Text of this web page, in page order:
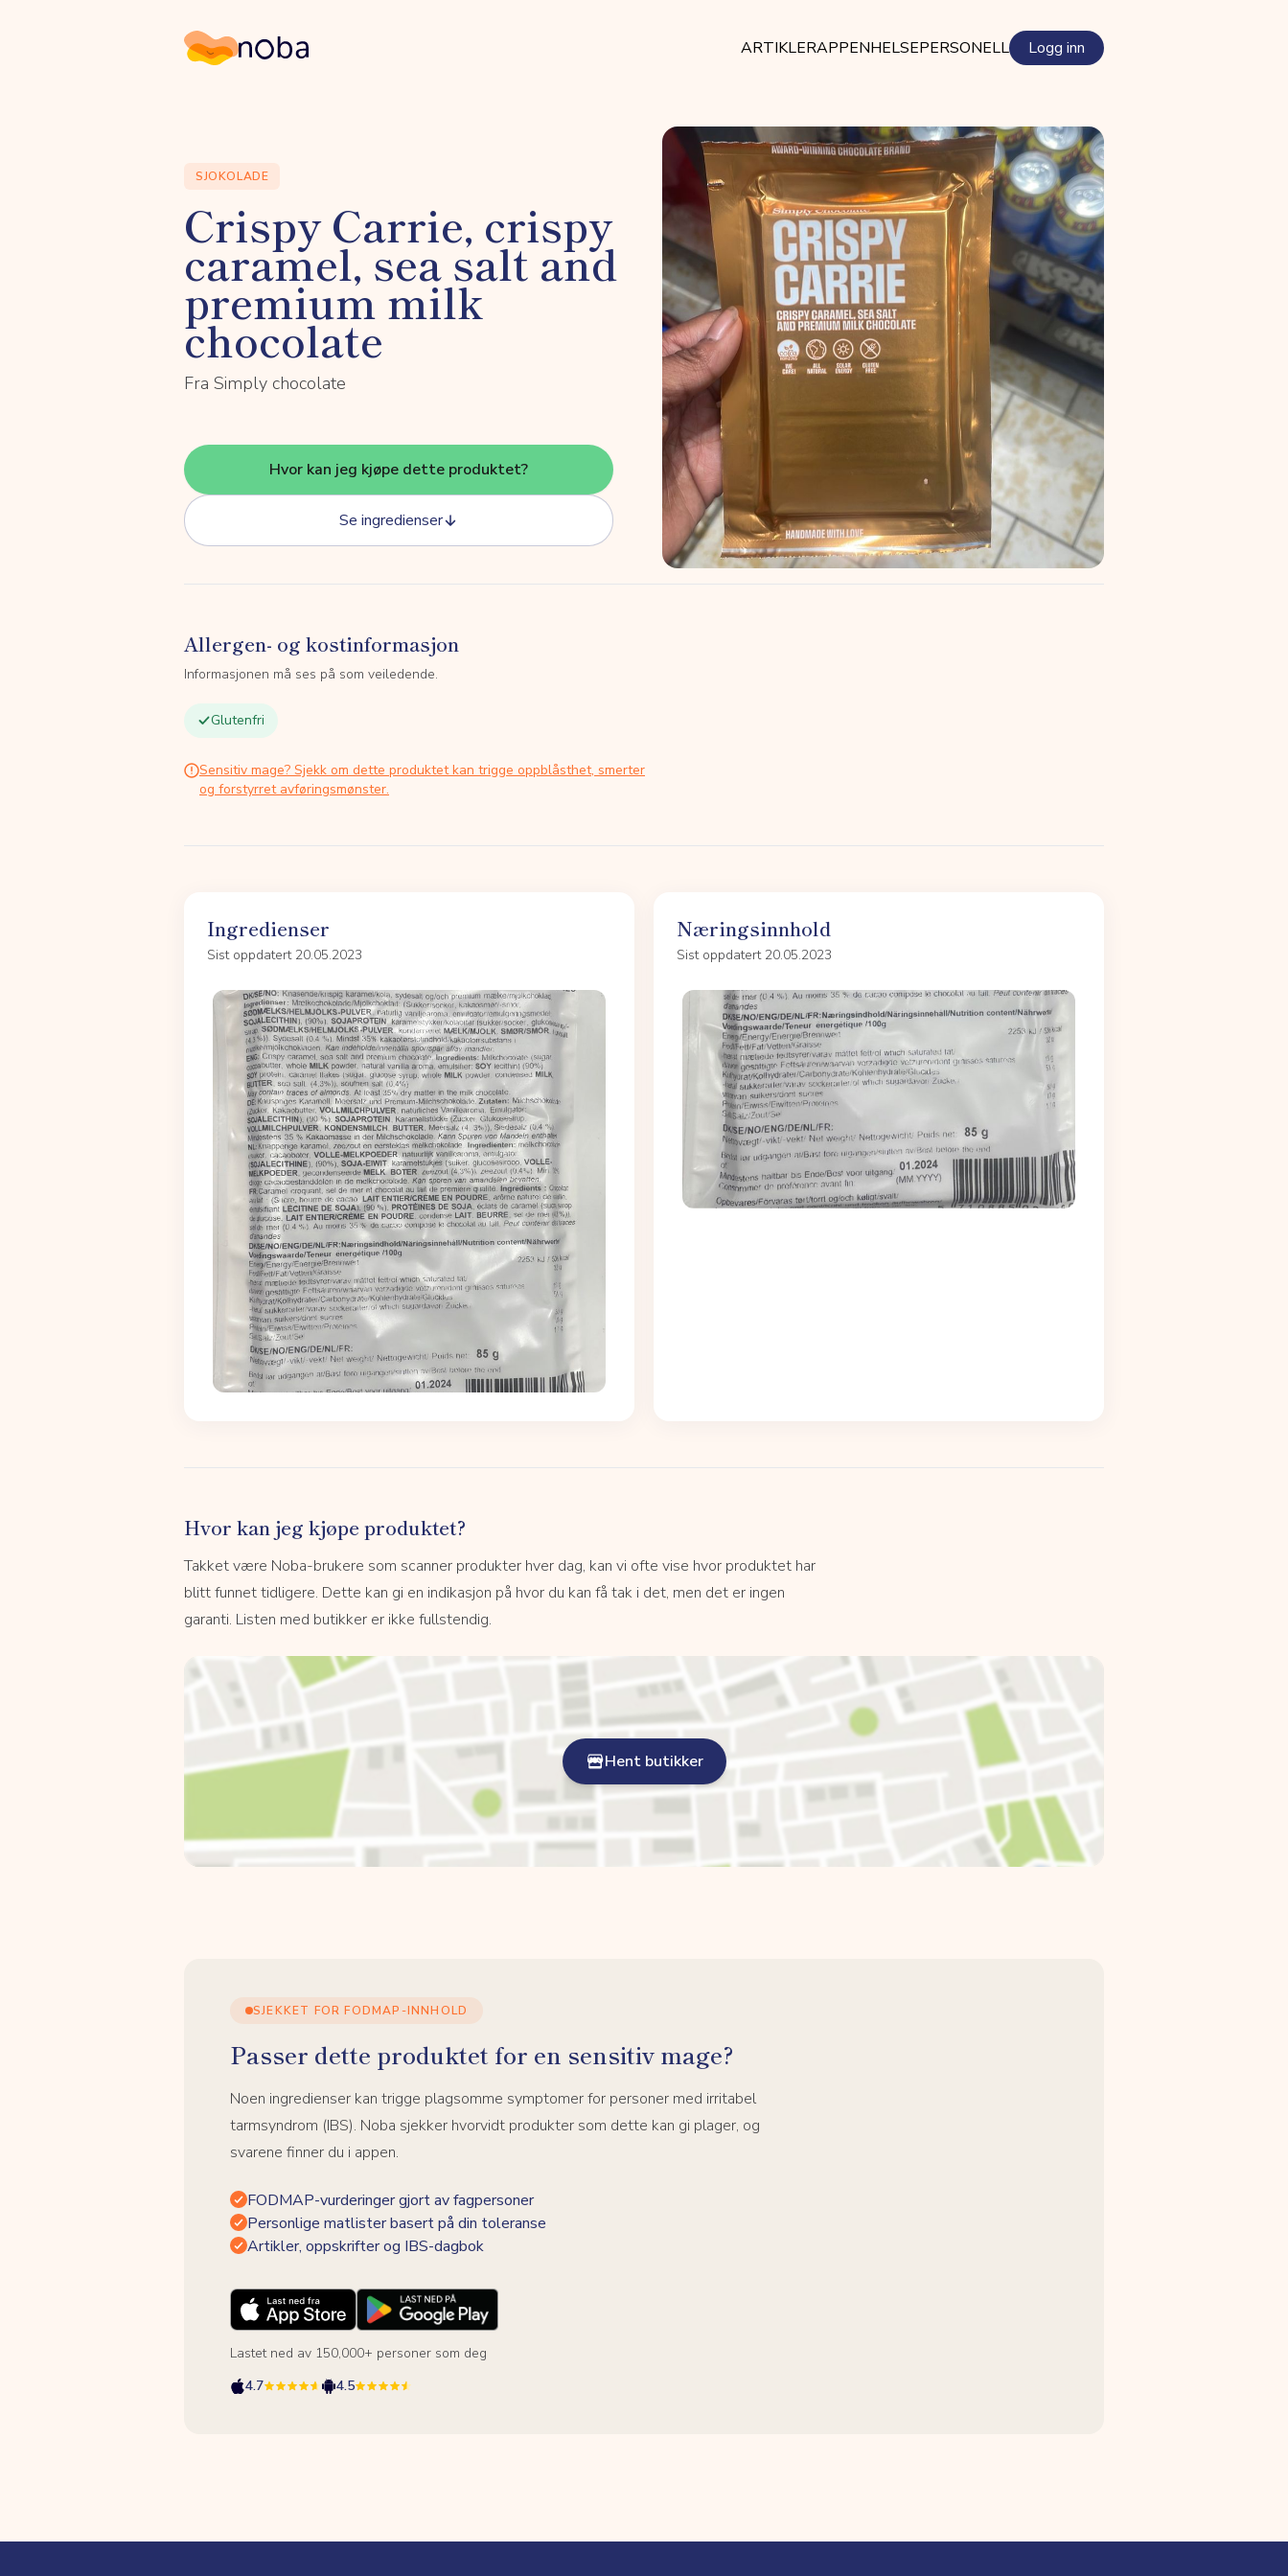
Noba ARTIKLERAPPENHELSEPERSONELL Logg inn
SJOKOLADE
Crispy Carrie, crispy
caramel, sea salt and
premium milk
chocolate
Fra Simply chocolate
Hvor kan jeg kjøpe dette produktet?
Se ingredienser
Allergen- og kostinformasjon
Informasjonen må ses på som veiledende.
Glutenfri
Sensitiv mage? Sjekk om dette produktet kan trigge oppblåsthet, smerter
og forstyrret avføringsmønster.
Ingredienser
Sist oppdatert 20.05.2023
Næringsinnhold
Sist oppdatert 20.05.2023
Hvor kan jeg kjøpe produktet?
Takket være Noba-brukere som scanner produkter hver dag, kan vi ofte vise hvor produktet har
blitt funnet tidligere. Dette kan gi en indikasjon på hvor du kan få tak i det, men det er ingen
garanti. Listen med butikker er ikke fullstendig.
Hent butikker
SJEKKET FOR FODMAP-INNHOLD
Passer dette produktet for en sensitiv mage?
Noen ingredienser kan trigge plagsomme symptomer for personer med irritabel
tarmsyndrom (IBS). Noba sjekker hvorvidt produkter som dette kan gi plager, og
svarene finner du i appen.
FODMAP-vurderinger gjort av fagpersoner
Personlige matlister basert på din toleranse
Artikler, oppskrifter og IBS-dagbok
Lastet ned av 150,000+ personer som deg
4.7
4.5